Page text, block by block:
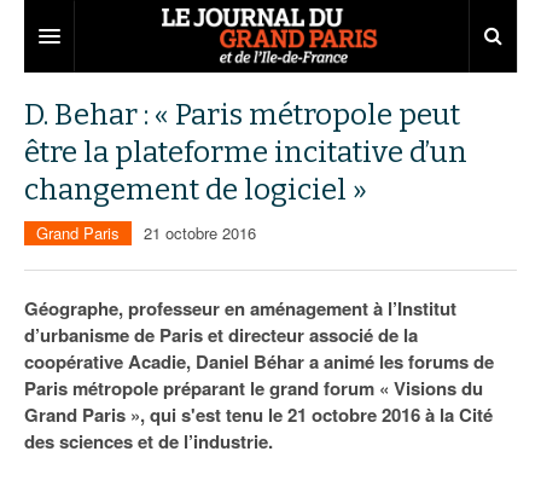
Territoires
Aménagement
Collectivités
Services urbains
Entreprises
Développement économique
Attractivité
Innovation
Transport
Départements
77
78
91
Nominations
Portraits
Agenda
Les Assises du Grand Paris
Éditions précédentes
Le podcast
Ecouter les épisodes
D. Behar : « Paris métropole peut
être la plateforme incitative d’un
changement de logiciel »
Grand Paris 21 octobre 2016
Géographe, professeur en aménagement à l’Institut
d’urbanisme de Paris et directeur associé de la
coopérative Acadie, Daniel Béhar a animé les forums de
Paris métropole préparant le grand forum « Visions du
Grand Paris », qui s'est tenu le 21 octobre 2016 à la Cité
des sciences et de l’industrie.